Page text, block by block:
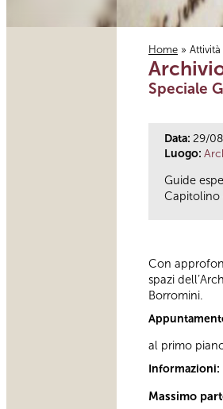
Tu sei
Home » Attività
Speciale
Data: 29/
Luogo:
Guide
Capitolino
Con
spazi
Borromini.
al primo
Informazioni:
Massimo